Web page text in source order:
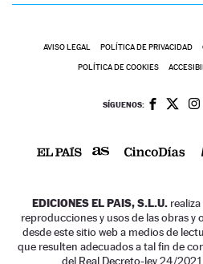
AVISO LEGAL POLÍTICA DE PRIVACIDAD
POLÍTICA DE COOKIES
SÍGUENOS:
EDICIONES EL PAIS, S.L.U.
reproducciones y usos de las obras y
desde este sitio web a medios de
que resulten adecuados a tal fin de
del Real Decreto-ley 24/